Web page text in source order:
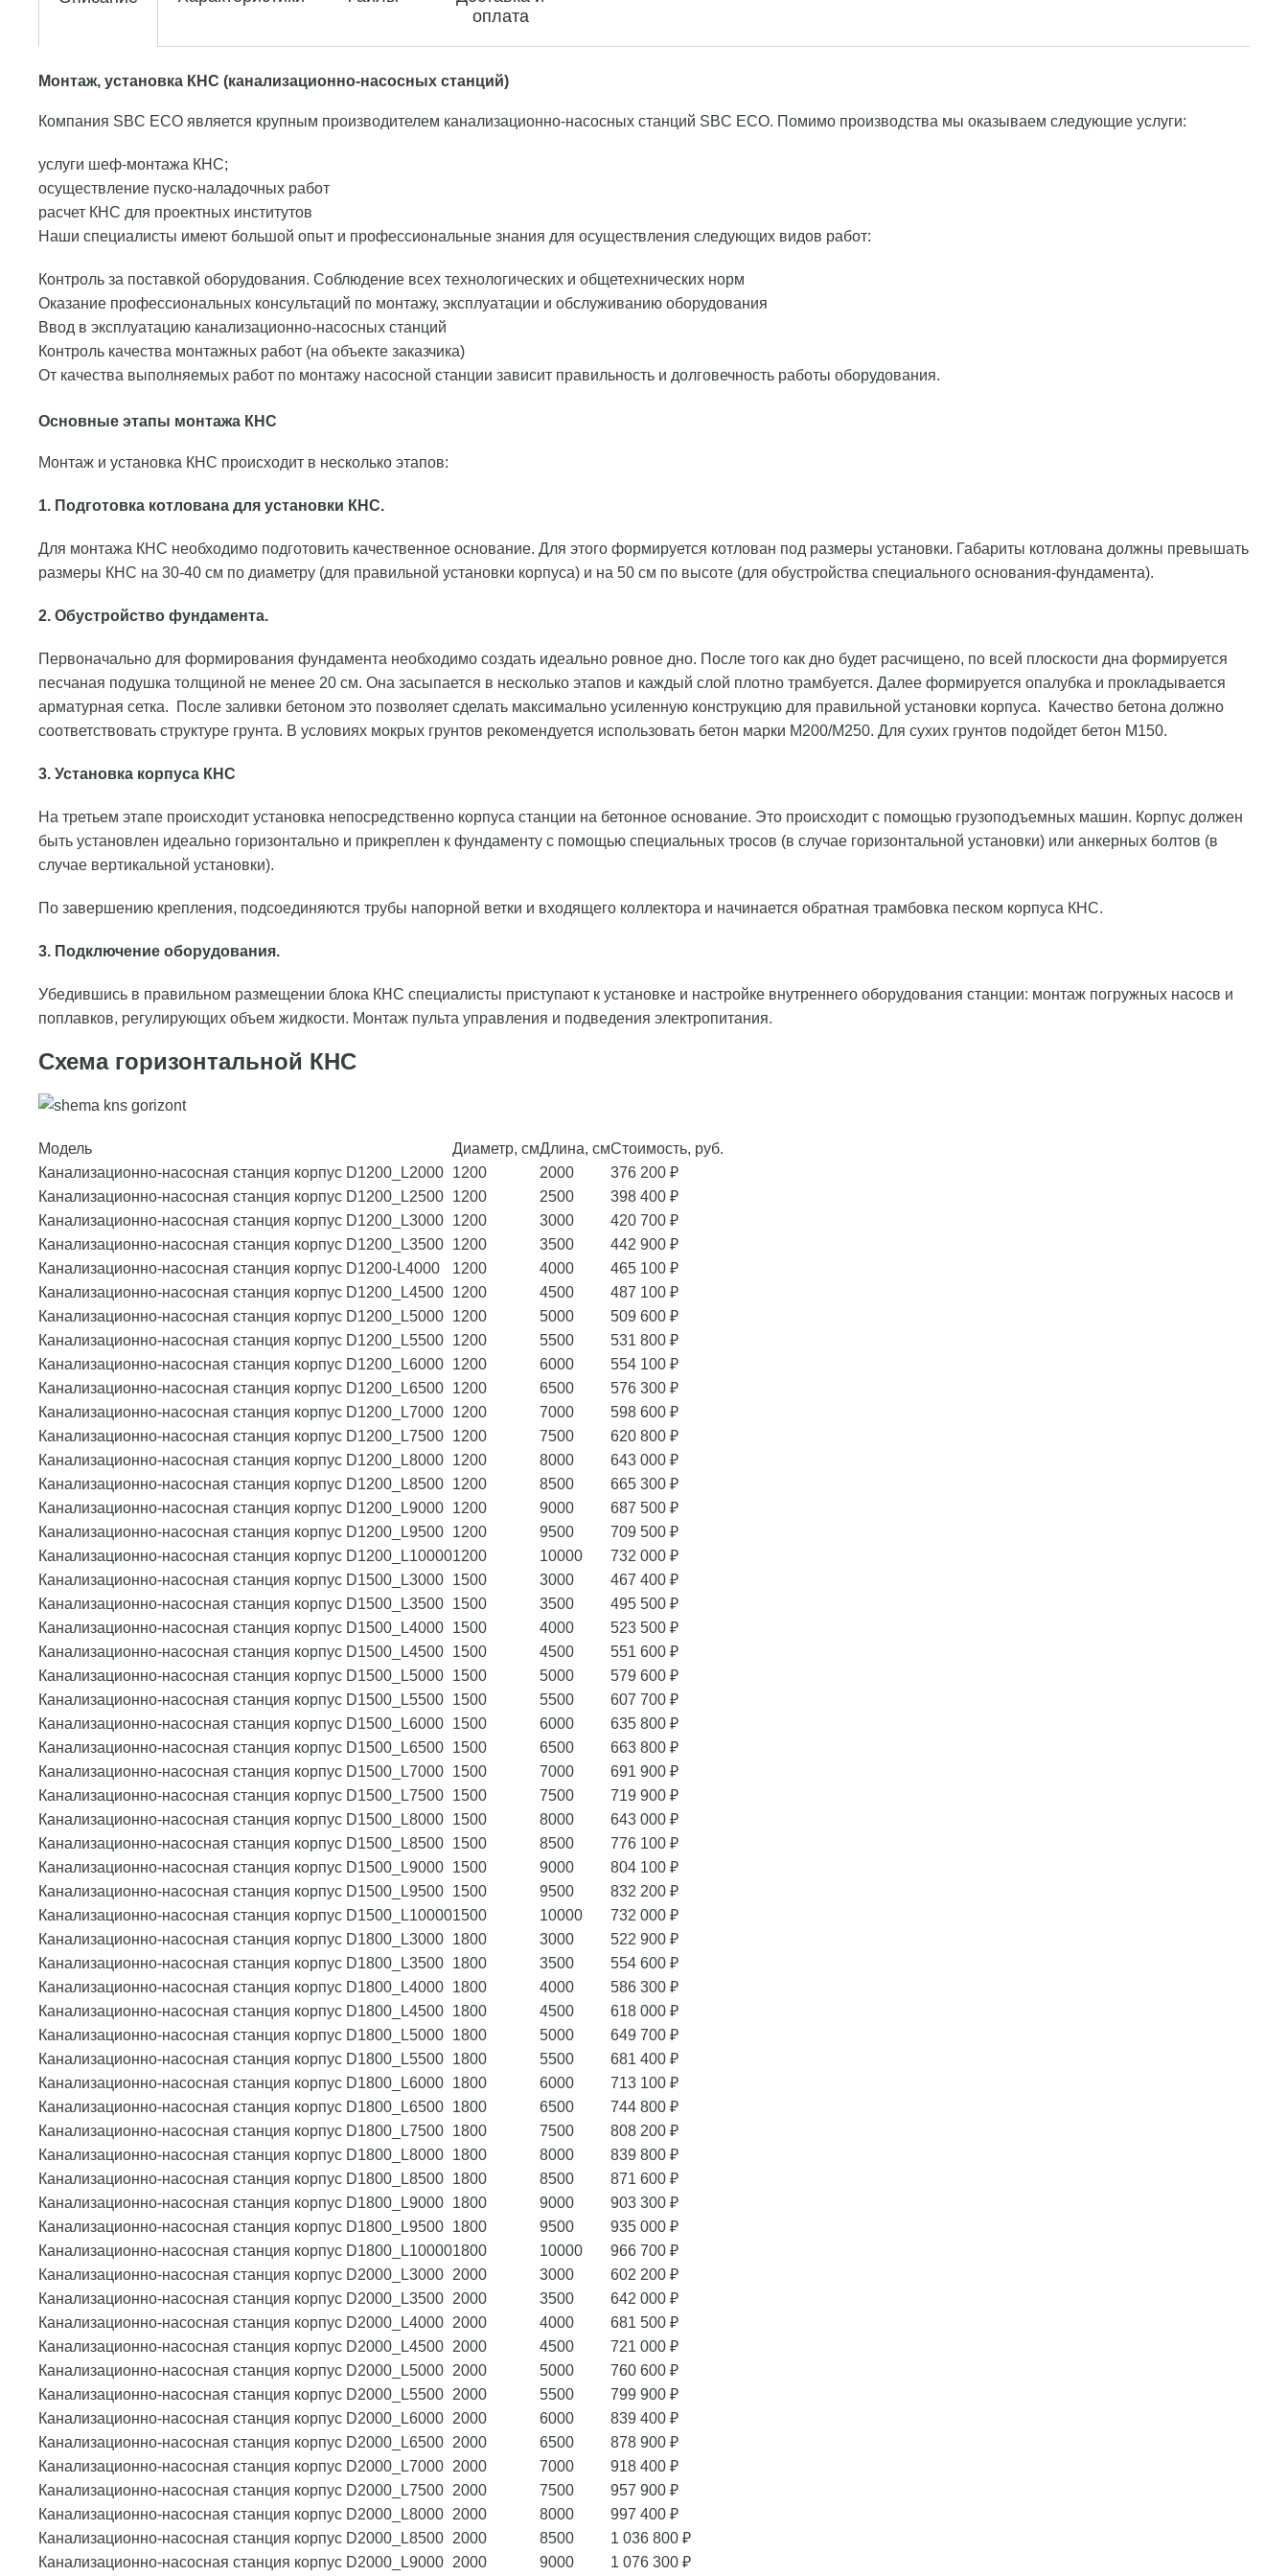
оплата
Монтаж, установка КНС (канализационно-насосных станций)
Компания SBC ECO является крупным производителем канализационно-насосных станций SBC ECO. Помимо производства мы оказываем следующие услуги:
услуги шеф-монтажа КНС;
осуществление пуско-наладочных работ
расчет КНС для проектных институтов
Наши специалисты имеют большой опыт и профессиональные знания для осуществления следующих видов работ:
Контроль за поставкой оборудования. Соблюдение всех технологических и общетехнических норм
Оказание профессиональных консультаций по монтажу, эксплуатации и обслуживанию оборудования
Ввод в эксплуатацию канализационно-насосных станций
Контроль качества монтажных работ (на объекте заказчика)
От качества выполняемых работ по монтажу насосной станции зависит правильность и долговечность работы оборудования.
Основные этапы монтажа КНС
Монтаж и установка КНС происходит в несколько этапов:
1. Подготовка котлована для установки КНС.
Для монтажа КНС необходимо подготовить качественное основание. Для этого формируется котлован под размеры установки. Габариты котлована должны превышать
размеры КНС на 30-40 см по диаметру (для правильной установки корпуса) и на 50 см по высоте (для обустройства специального основания-фундамента).
2. Обустройство фундамента.
Первоначально для формирования фундамента необходимо создать идеально ровное дно. После того как дно будет расчищено, по всей плоскости дна формируется
песчаная подушка толщиной не менее 20 см. Она засыпается в несколько этапов и каждый слой плотно трамбуется. Далее формируется опалубка и прокладывается
арматурная сетка. После заливки бетоном это позволяет сделать максимально усиленную конструкцию для правильной установки корпуса. Качество бетона должно
соответствовать структуре грунта. В условиях мокрых грунтов рекомендуется использовать бетон марки М200/М250. Для сухих грунтов подойдет бетон М150.
3. Установка корпуса КНС
На третьем этапе происходит установка непосредственно корпуса станции на бетонное основание. Это происходит с помощью грузоподъемных машин. Корпус должен
быть установлен идеально горизонтально и прикреплен к фундаменту с помощью специальных тросов (в случае горизонтальной установки) или анкерных болтов (в
случае вертикальной установки).
По завершению крепления, подсоединяются трубы напорной ветки и входящего коллектора и начинается обратная трамбовка песком корпуса КНС.
3. Подключение оборудования.
Убедившись в правильном размещении блока КНС специалисты приступают к установке и настройке внутреннего оборудования станции: монтаж погружных насосв и
поплавков, регулирующих объем жидкости. Монтаж пульта управления и подведения электропитания.
Схема горизонтальной КНС
Модель Диаметр, смДлина, смСтоимость, руб.
Канализационно-насосная станция корпус D1200_L2000 1200 2000
376 200 ₽
Канализационно-насосная станция корпус D1200_L2500 1200 2500
398 400 ₽
Канализационно-насосная станция корпус D1200_L3000 1200 3000
420 700 ₽
Канализационно-насосная станция корпус D1200_L3500 1200 3500
442 900 ₽
Канализационно-насосная станция корпус D1200-L4000
1200 4000
465 100 ₽
Канализационно-насосная станция корпус D1200_L4500 1200 4500
487 100 ₽
Канализационно-насосная станция корпус D1200_L5000 1200 5000
509 600 ₽
Канализационно-насосная станция корпус D1200_L5500 1200 5500
531 800 ₽
Канализационно-насосная станция корпус D1200_L6000 1200 6000
554 100 ₽
Канализационно-насосная станция корпус D1200_L6500 1200 6500
576 300 ₽
Канализационно-насосная станция корпус D1200_L7000 1200 7000
598 600 ₽
Канализационно-насосная станция корпус D1200_L7500 1200 7500
620 800 ₽
Канализационно-насосная станция корпус D1200_L8000 1200 8000
643 000 ₽
Канализационно-насосная станция корпус D1200_L8500 1200 8500
665 300 ₽
Канализационно-насосная станция корпус D1200_L9000 1200 9000
687 500 ₽
Канализационно-насосная станция корпус D1200_L9500 1200 9500
709 500 ₽
Канализационно-насосная станция корпус D1200_L100001200 10000
732 000 ₽
Канализационно-насосная станция корпус D1500_L3000 1500 3000
467 400 ₽
Канализационно-насосная станция корпус D1500_L3500 1500 3500
495 500 ₽
Канализационно-насосная станция корпус D1500_L4000 1500 4000
523 500 ₽
Канализационно-насосная станция корпус D1500_L4500 1500 4500
551 600 ₽
Канализационно-насосная станция корпус D1500_L5000 1500 5000
579 600 ₽
Канализационно-насосная станция корпус D1500_L5500 1500 5500
607 700 ₽
Канализационно-насосная станция корпус D1500_L6000 1500 6000
635 800 ₽
Канализационно-насосная станция корпус D1500_L6500 1500 6500
663 800 ₽
Канализационно-насосная станция корпус D1500_L7000 1500 7000
691 900 ₽
Канализационно-насосная станция корпус D1500_L7500 1500 7500
719 900 ₽
Канализационно-насосная станция корпус D1500_L8000 1500 8000
643 000 ₽
Канализационно-насосная станция корпус D1500_L8500 1500 8500
776 100 ₽
Канализационно-насосная станция корпус D1500_L9000 1500 9000
804 100 ₽
Канализационно-насосная станция корпус D1500_L9500 1500 9500
832 200 ₽
Канализационно-насосная станция корпус D1500_L100001500 10000
732 000 ₽
Канализационно-насосная станция корпус D1800_L3000 1800 3000
522 900 ₽
Канализационно-насосная станция корпус D1800_L3500 1800 3500
554 600 ₽
Канализационно-насосная станция корпус D1800_L4000 1800 4000
586 300 ₽
Канализационно-насосная станция корпус D1800_L4500 1800 4500
618 000 ₽
Канализационно-насосная станция корпус D1800_L5000 1800 5000
649 700 ₽
Канализационно-насосная станция корпус D1800_L5500 1800 5500
681 400 ₽
Канализационно-насосная станция корпус D1800_L6000 1800 6000
713 100 ₽
Канализационно-насосная станция корпус D1800_L6500 1800 6500
744 800 ₽
Канализационно-насосная станция корпус D1800_L7500 1800 7500
808 200 ₽
Канализационно-насосная станция корпус D1800_L8000 1800 8000
839 800 ₽
Канализационно-насосная станция корпус D1800_L8500 1800 8500
871 600 ₽
Канализационно-насосная станция корпус D1800_L9000 1800 9000
903 300 ₽
Канализационно-насосная станция корпус D1800_L9500 1800 9500
935 000 ₽
Канализационно-насосная станция корпус D1800_L100001800 10000
966 700 ₽
Канализационно-насосная станция корпус D2000_L3000 2000 3000
602 200 ₽
Канализационно-насосная станция корпус D2000_L3500 2000 3500
642 000 ₽
Канализационно-насосная станция корпус D2000_L4000 2000 4000
681 500 ₽
Канализационно-насосная станция корпус D2000_L4500 2000 4500
721 000 ₽
Канализационно-насосная станция корпус D2000_L5000 2000 5000
760 600 ₽
Канализационно-насосная станция корпус D2000_L5500 2000 5500
799 900 ₽
Канализационно-насосная станция корпус D2000_L6000 2000 6000
839 400 ₽
Канализационно-насосная станция корпус D2000_L6500 2000 6500
878 900 ₽
Канализационно-насосная станция корпус D2000_L7000 2000 7000
918 400 ₽
Канализационно-насосная станция корпус D2000_L7500 2000 7500
957 900 ₽
Канализационно-насосная станция корпус D2000_L8000 2000 8000
997 400 ₽
Канализационно-насосная станция корпус D2000_L8500 2000 8500
1 036 800 ₽
Канализационно-насосная станция корпус D2000_L9000 2000 9000 1 076 300 ₽